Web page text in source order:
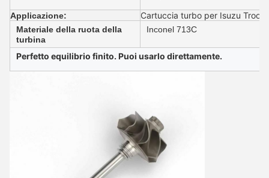
Applicazione: Cartuccia turbo per Isuzu
Materiale della ruota della
turbina
Inconel 713C
Perfetto equilibrio finito. Puoi usarlo direttamente.